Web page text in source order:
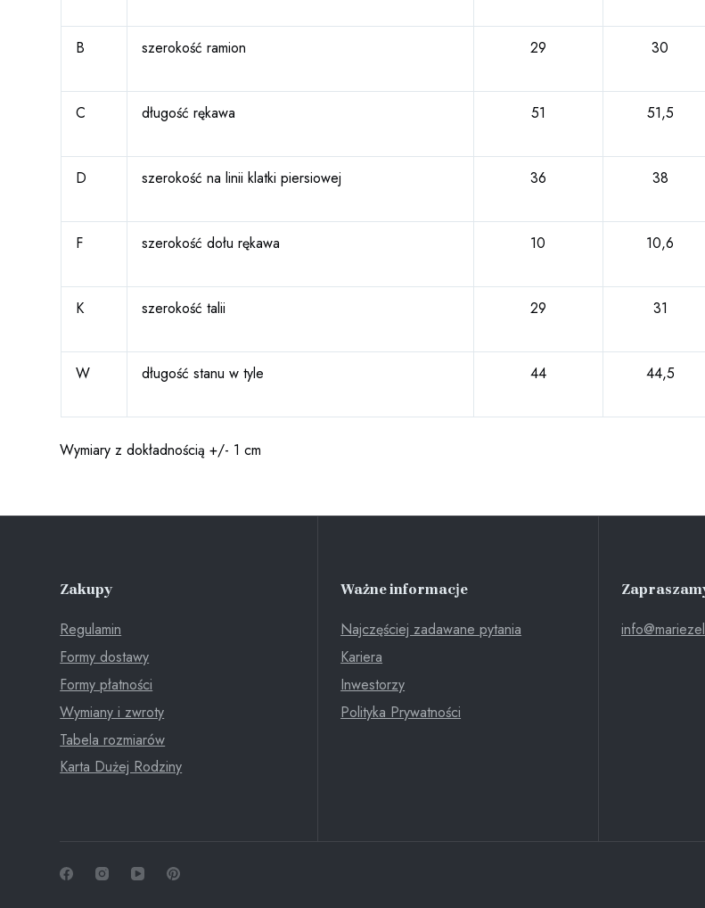
Chcemy Ci zaoferować produkty na najwyższym
B szerokość ramion 29 30
C długość rękawa 51 51,5
D szerokość na linii klatki piersiowej 36 38
F szerokość dołu rękawa 10 10,6
K szerokość talii 29 31
W długość stanu w tyle 44 44,5
Wymiary z dokładnością +/- 1 cm
Zakupy
Regulamin
Formy dostawy
Formy płatności
Wymiany i zwroty
Tabela rozmiarów
Karta Dużej Rodziny
Ważne informacje
Najczęściej zadawane pytania
Kariera
Inwestorzy
Polityka Prywatności